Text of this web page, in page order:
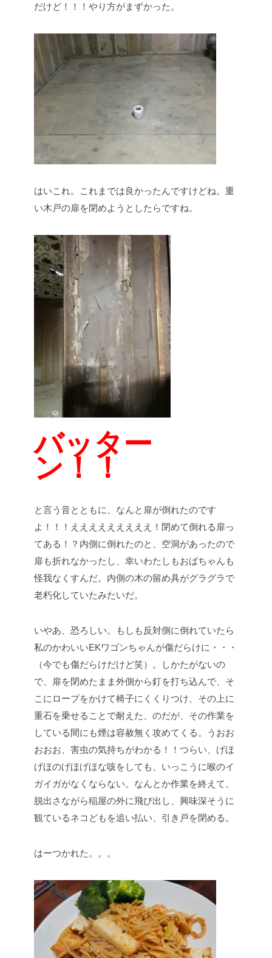
だけど！！！やり方がまずかった。
はいこれ。これまでは良かったんですけどね。重
い木戸の扉を閉めようとしたらですね。
バッター
ン！！
と言う音とともに、なんと扉が倒れたのです
よ！！！えええええええええ！閉めて倒れる扉っ
てある！？内側に倒れたのと、空洞があったので
扉も折れなかったし、幸いわたしもおばちゃんも
怪我なくすんだ。内側の木の留め具がグラグラで
老朽化していたみたいだ。
いやあ、恐ろしい。もしも反対側に倒れていたら
私のかわいいEKワゴンちゃんが傷だらけに・・・
（今でも傷だらけだけど笑）。しかたがないの
で、扉を閉めたまま外側から釘を打ち込んで、そ
こにロープをかけて椅子にくくりつけ、その上に
重石を乗せることで耐えた、のだが、その作業を
している間にも煙は容赦無く攻めてくる。うおお
おおお、害虫の気持ちがわかる！！つらい、げほ
げほのげほげほな咳をしても、いっこうに喉のイ
ガイガがなくならない。なんとか作業を終えて、
脱出さながら稲屋の外に飛び出し、興味深そうに
観ているネコどもを追い払い、引き戸を閉める。
はーつかれた。。。